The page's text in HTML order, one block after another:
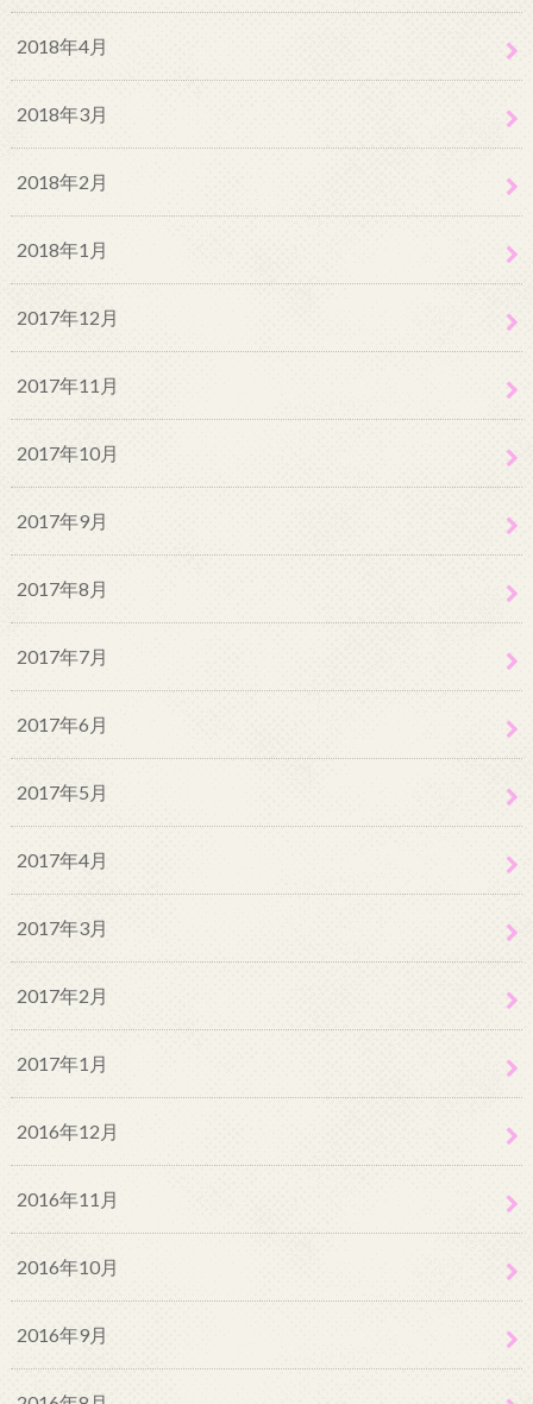
2018年4月
2018年3月
2018年2月
2018年1月
2017年12月
2017年11月
2017年10月
2017年9月
2017年8月
2017年7月
2017年6月
2017年5月
2017年4月
2017年3月
2017年2月
2017年1月
2016年12月
2016年11月
2016年10月
2016年9月